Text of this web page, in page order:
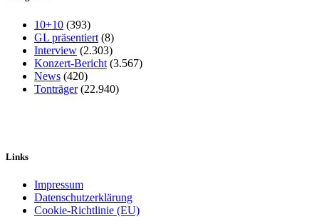
10+10 (393)
GL präsentiert (8)
Interview (2.303)
Konzert-Bericht (3.567)
News (420)
Tonträger(22.940)
Links
Impressum
Datenschutzerklärung
Cookie-Richtlinie (EU)